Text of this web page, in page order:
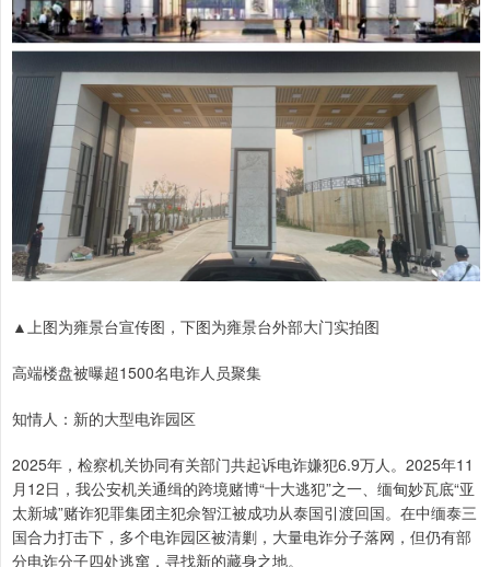
▲上图为雍景台宣传图，下图为雍景台外部大门实拍图
高端楼盘被曝超1500名电诈人员聚集
知情人：新的大型电诈园区
2025年，检察机关协同有关部门共起诉电诈嫌犯6.9万人。2025年11
月12日，我公安机关通缉的跨境赌博“十大逃犯”之一、缅甸妙瓦底“亚
太新城”赌诈犯罪集团主犯佘智江被成功从泰国引渡回国。在中缅泰三
国合力打击下，多个电诈园区被清剿，大量电诈分子落网，但仍有部
分电诈分子四处逃窜，寻找新的藏身之地。